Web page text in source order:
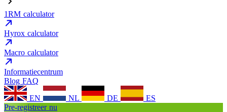
1RM calculator
Hyrox calculator
Macro calculator
Informatiecentrum
Blog FAQ
EN
NL DE
ES
Pre-registreer nu